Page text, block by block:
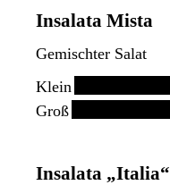
Insalata Mista
Gemischter Salat
Klein
Groß
Insalata „Italia“